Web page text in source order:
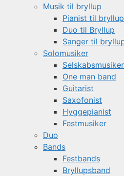
Musik til bryllup
Pianist til bryllup
Duo til Bryllup
Sanger til
Solomusiker
Selskabsmusiker
One man band
Guitarist
Saxofonist
Hyggepianist
Festmusiker
Duo
Bands
Festbands
Bryllupsband